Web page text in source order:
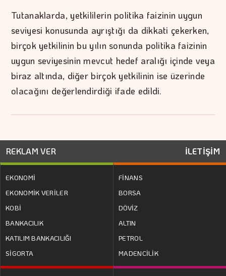
Tutanaklarda, yetkililerin politika faizinin uygun
seviyesi konusunda ayrıştığı da dikkati çekerken,
birçok yetkilinin bu yılın sonunda politika faizinin
uygun seviyesinin mevcut hedef aralığı içinde veya
biraz altında, diğer birçok yetkilinin ise üzerinde
olacağını değerlendirdiği ifade edildi.
REKLAM VER İLETİŞİM
EKONOMİ
EKONOMİK VERİLER
KOBİ
BANKACILIK
KATILIM BANKACILIĞI
SİGORTA
FİNANS
BORSA
DÖVİZ
ALTIN
PETROL
MADENCİLİK